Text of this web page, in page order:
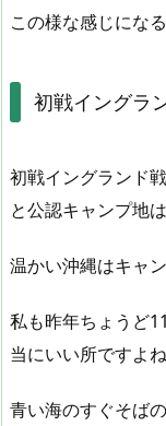
この様な感じにな
初戦イングラ
初戦イングランド
と公認キャンプ地
温かい沖縄はキャ
私も昨年ちょうど
当にいい所ですよね
青い海のすぐそば